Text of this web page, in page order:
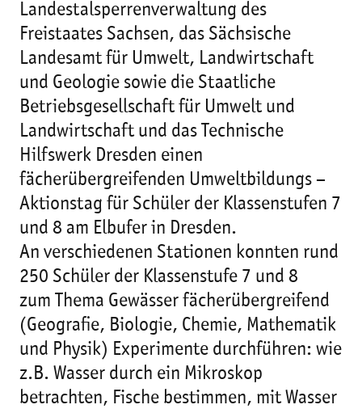
Landestalsperrenverwaltung des
Freistaates Sachsen, das Sächsische
Landesamt für Umwelt, Landwirtschaft
und Geologie sowie die Staatliche
Betriebsgesellschaft für Umwelt und
Landwirtschaft und das Technische
Hilfswerk Dresden einen
fächerübergreifenden Umweltbildungs –
Aktionstag für Schüler der Klassenstufen 7
und 8 am Elbufer in Dresden.
An verschiedenen Stationen konnten rund
250 Schüler der Klassenstufe 7 und 8
zum Thema Gewässer fächerübergreifend
(Geografie, Biologie, Chemie, Mathematik
und Physik) Experimente durchführen: wie
z.B. Wasser durch ein Mikroskop
betrachten, Fische bestimmen, mit Wasser